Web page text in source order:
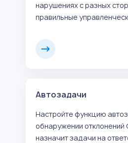
нарушениях с разных
правильные
Автозадачи
Настройте функцию
обнаружении
назначит задачи на